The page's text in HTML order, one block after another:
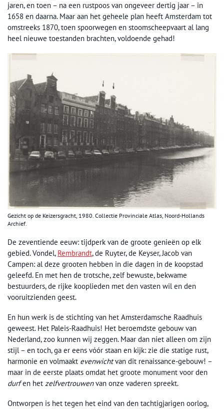
jaren, en toen – na een rustpoos van ongeveer dertig jaar – in
1658 en daarna. Maar aan het geheele plan heeft Amsterdam tot
omstreeks 1870, toen spoorwegen en stoomscheepvaart al lang
heel nieuwe toestanden brachten, voldoende gehad!
Gezicht op de Keizersgracht, 1980. Collectie Provinciale Atlas, Noord-Hollands
Archief.
De zeventiende eeuw: tijdperk van de groote genieën op elk
gebied. Vondel, Rembrandt, de Ruyter, de Keyser, Jacob van
Campen: al deze grooten hebben in die dagen in de koopstad
geleefd. En met hen de trotsche, zelf bewuste, bekwame
bestuurders, de rijke kooplieden met den vasten wil en den
vooruitzienden geest.
En hun werk is de stichting van het Amsterdamsche Raadhuis
geweest. Het Paleis-Raadhuis! Het beroemdste gebouw van
Nederland, zoo kunnen wij zeggen. Maar dan niet alleen om zijn
stijl – en toch, ga er eens vóór staan en kijk: zie die statige rust,
harmonie en volmaakt evenwichtvan dit renaissance-gebouw! –
maar in de eerste plaats omdat het groote monument voor den
durfen het zelfvertrouwenvan onze vaderen spreekt.
Ontworpen is het tegen het eind van den tachtigjarigen oorlog,